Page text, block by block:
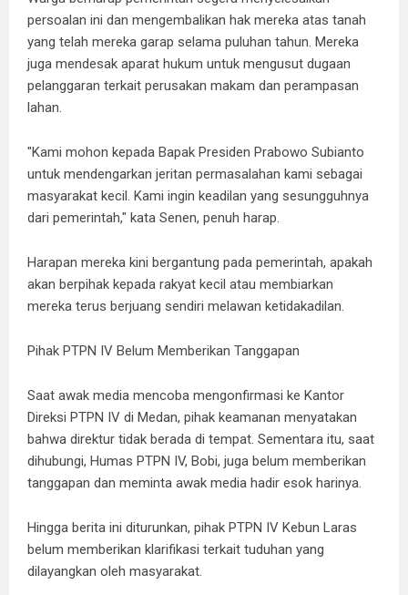
persoalan ini dan mengembalikan hak mereka atas tanah
yang telah mereka garap selama puluhan tahun. Mereka
juga mendesak aparat hukum untuk mengusut dugaan
pelanggaran terkait perusakan makam dan perampasan
lahan.
"Kami mohon kepada Bapak Presiden Prabowo Subianto
untuk mendengarkan jeritan permasalahan kami sebagai
masyarakat kecil. Kami ingin keadilan yang sesungguhnya
dari pemerintah," kata Senen, penuh harap.
Harapan mereka kini bergantung pada pemerintah, apakah
akan berpihak kepada rakyat kecil atau membiarkan
mereka terus berjuang sendiri melawan ketidakadilan.
Pihak PTPN IV Belum Memberikan Tanggapan
Saat awak media mencoba mengonfirmasi ke Kantor
Direksi PTPN IV di Medan, pihak keamanan menyatakan
bahwa direktur tidak berada di tempat. Sementara itu, saat
dihubungi, Humas PTPN IV, Bobi, juga belum memberikan
tanggapan dan meminta awak media hadir esok harinya.
Hingga berita ini diturunkan, pihak PTPN IV Kebun Laras
belum memberikan klarifikasi terkait tuduhan yang
dilayangkan oleh masyarakat.